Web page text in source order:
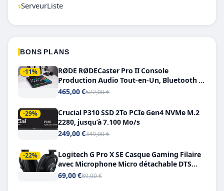
›ServeurListe
BONS PLANS
-11%
RØDE RØDECaster Pro II Console
Production Audio Tout-en-Un, Bluetooth et
Double USB-C
465,00 €522,00 €
-29%
Crucial P310 SSD 2To PCIe Gen4 NVMe M.2
2280, jusqu’à 7.100 Mo/s
249,00 €349,00 €
-22%
Logitech G Pro X SE Casque Gaming Filaire
avec Microphone Micro détachable DTS
Headphone X 7.1
69,00 €89,00 €